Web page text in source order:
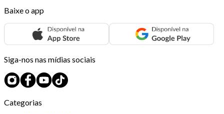
Baixe o app
Siga-nos nas mídias sociais
Categorias